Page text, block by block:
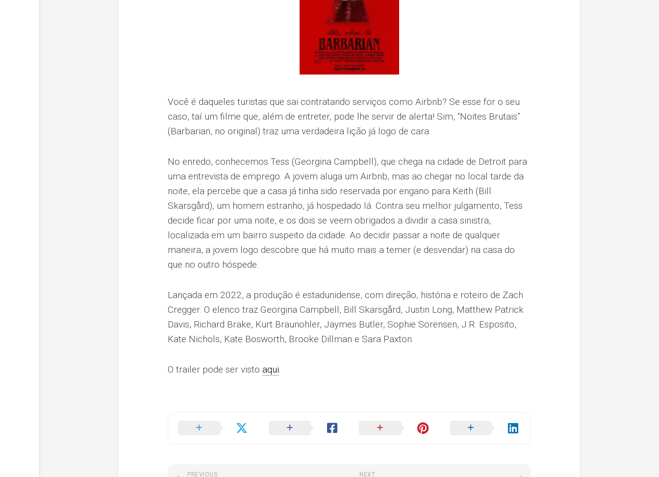
Você é daqueles turistas que sai contratando serviços como Airbnb? Se esse for o seu
caso, taí um filme que, além de entreter, pode lhe servir de alerta! Sim, “Noites Brutais”
(Barbarian, no original) traz uma verdadeira lição já logo de cara.
No enredo, conhecemos Tess (Georgina Campbell), que chega na cidade de Detroit para
uma entrevista de emprego. A jovem aluga um Airbnb, mas ao chegar no local tarde da
noite, ela percebe que a casa já tinha sido reservada por engano para Keith (Bill
Skarsgård), um homem estranho, já hospedado lá. Contra seu melhor julgamento, Tess
decide ficar por uma noite, e os dois se veem obrigados a dividir a casa sinistra,
localizada em um bairro suspeito da cidade. Ao decidir passar a noite de qualquer
maneira, a jovem logo descobre que há muito mais a temer (e desvendar) na casa do
que no outro hóspede.
Lançada em 2022, a produção é estadunidense, com direção, história e roteiro de Zach
Cregger. O elenco traz Georgina Campbell, Bill Skarsgård, Justin Long, Matthew Patrick
Davis, Richard Brake, Kurt Braunohler, Jaymes Butler, Sophie Sörensen, J.R. Esposito,
Kate Nichols, Kate Bosworth, Brooke Dillman e Sara Paxton.
O trailer pode ser visto aqui.
NEXT
PREVIOUS